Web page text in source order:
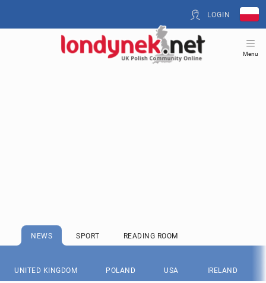
LOGIN
Menu
NEWS SPORT READING ROOM
UNITED KINGDOM POLAND USA IRELAND